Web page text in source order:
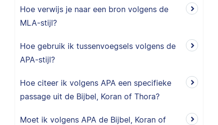
Hoe verwijs je naar een bron volgens de
MLA-stijl?
Hoe gebruik ik tussenvoegsels volgens de
APA-stijl?
Hoe citeer ik volgens APA een specifieke
passage uit de Bijbel, Koran of Thora?
Moet ik volgens APA de Bijbel, Koran of